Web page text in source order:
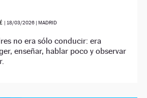
| 18/03/2026| MADRID
no era sólo conducir: era
enseñar, hablar poco y observar